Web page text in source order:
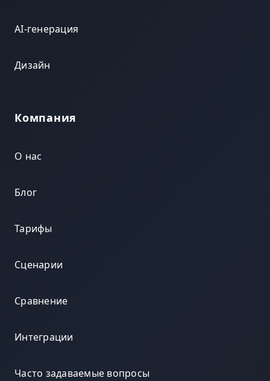
AI-генерация
Дизайн
Компания
О нас
Блог
Тарифы
Сценарии
Сравнение
Интеграции
Часто задаваемые вопросы